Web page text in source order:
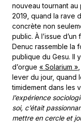
nouveau tournant au
2019, quand la rave
concrète non
public. À l’issue
Denuc rassemble la
publique du Gesu. Il
d’orgue « Solarium »
lever du jour, quand
timidement dans les
l’expérience
soi, c’était
mettre en cercle et